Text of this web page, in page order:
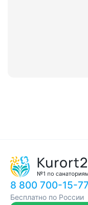
8 800 700-15-77
Бесплатно по России